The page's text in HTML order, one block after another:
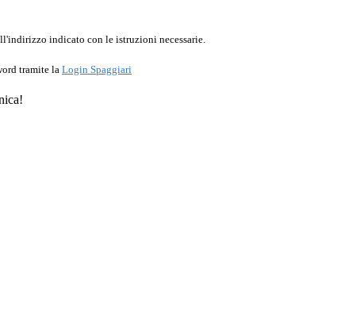
indicato con le istruzioni necessarie.
tramite la Login Spaggiari